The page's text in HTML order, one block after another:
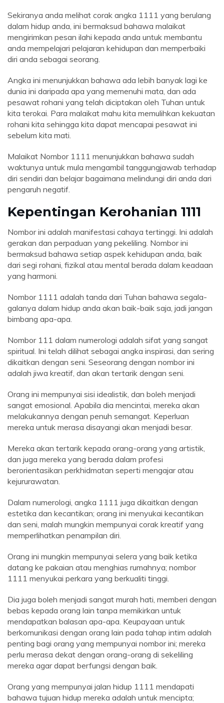
Sekiranya anda melihat corak angka 1111 yang berulang
dalam hidup anda, ini bermaksud bahawa malaikat
mengirimkan pesan ilahi kepada anda untuk membantu
anda mempelajari pelajaran kehidupan dan memperbaiki
diri anda sebagai seorang.
Angka ini menunjukkan bahawa ada lebih banyak lagi ke
dunia ini daripada apa yang memenuhi mata, dan ada
pesawat rohani yang telah diciptakan oleh Tuhan untuk
kita terokai. Para malaikat mahu kita memulihkan kekuatan
rohani kita sehingga kita dapat mencapai pesawat ini
sebelum kita mati.
Malaikat Nombor 1111 menunjukkan bahawa sudah
waktunya untuk mula mengambil tanggungjawab terhadap
diri sendiri dan belajar bagaimana melindungi diri anda dari
pengaruh negatif.
Kepentingan Kerohanian 1111
Nombor ini adalah manifestasi cahaya tertinggi. Ini adalah
gerakan dan perpaduan yang pekeliling. Nombor ini
bermaksud bahawa setiap aspek kehidupan anda, baik
dari segi rohani, fizikal atau mental berada dalam keadaan
yang harmoni.
Nombor 1111 adalah tanda dari Tuhan bahawa segala-
galanya dalam hidup anda akan baik-baik saja, jadi jangan
bimbang apa-apa.
Nombor 111 dalam numerologi adalah sifat yang sangat
spiritual. Ini telah dilihat sebagai angka inspirasi, dan sering
dikaitkan dengan seni. Seseorang dengan nombor ini
adalah jiwa kreatif, dan akan tertarik dengan seni.
Orang ini mempunyai sisi idealistik, dan boleh menjadi
sangat emosional. Apabila dia mencintai, mereka akan
melakukannya dengan penuh semangat. Keperluan
mereka untuk merasa disayangi akan menjadi besar.
Mereka akan tertarik kepada orang-orang yang artistik,
dan juga mereka yang berada dalam profesi
berorientasikan perkhidmatan seperti mengajar atau
kejururawatan.
Dalam numerologi, angka 1111 juga dikaitkan dengan
estetika dan kecantikan; orang ini menyukai kecantikan
dan seni, malah mungkin mempunyai corak kreatif yang
memperlihatkan penampilan diri.
Orang ini mungkin mempunyai selera yang baik ketika
datang ke pakaian atau menghias rumahnya; nombor
1111 menyukai perkara yang berkualiti tinggi.
Dia juga boleh menjadi sangat murah hati, memberi dengan
bebas kepada orang lain tanpa memikirkan untuk
mendapatkan balasan apa-apa. Keupayaan untuk
berkomunikasi dengan orang lain pada tahap intim adalah
penting bagi orang yang mempunyai nombor ini; mereka
perlu merasa dekat dengan orang-orang di sekeliling
mereka agar dapat berfungsi dengan baik.
Orang yang mempunyai jalan hidup 1111 mendapati
bahawa tujuan hidup mereka adalah untuk mencipta;